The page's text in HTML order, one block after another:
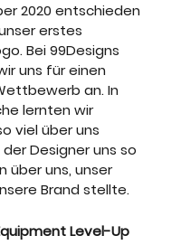
2020 entschieden
erstes
Bei 99Designs
uns für einen
an. In
lernten wir
viel über uns
Designer uns so
über uns, unser
Brand stellte.
Level-Up